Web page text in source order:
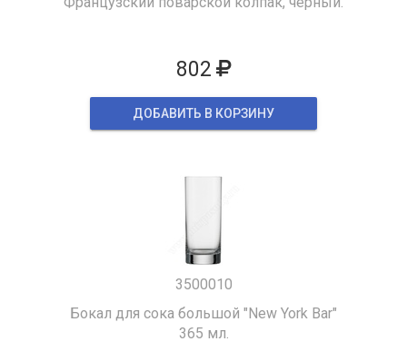
802
ДОБАВИТЬ В КОРЗИНУ
3500010
Бокал для сока большой "New York Bar"
365 мл.